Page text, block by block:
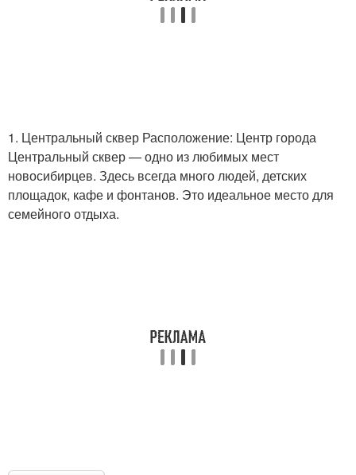
1. Центральный сквер Расположение: Центр города
Центральный сквер — одно из любимых мест
новосибирцев. Здесь всегда много людей, детских
площадок, кафе и фонтанов. Это идеальное место для
семейного отдыха.